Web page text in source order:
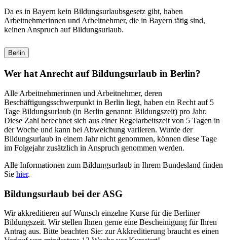
Da es in Bayern kein Bildungsurlaubsgesetz gibt, haben
Arbeitnehmerinnen und Arbeitnehmer, die in Bayern tätig sind,
keinen Anspruch auf Bildungsurlaub.
Berlin
Wer hat Anrecht auf Bildungsurlaub in Berlin?
Alle Arbeitnehmerinnen und Arbeitnehmer, deren
Beschäftigungsschwerpunkt in Berlin liegt, haben ein Recht auf 5
Tage Bildungsurlaub (in Berlin genannt: Bildungszeit) pro Jahr.
Diese Zahl berechnet sich aus einer Regelarbeitszeit von 5 Tagen in
der Woche und kann bei Abweichung variieren. Wurde der
Bildungsurlaub in einem Jahr nicht genommen, können diese Tage
im Folgejahr zusätzlich in Anspruch genommen werden.
Alle Informationen zum Bildungsurlaub in Ihrem Bundesland finden
Sie hier.
Bildungsurlaub bei der ASG
Wir akkreditieren auf Wunsch einzelne Kurse für die Berliner
Bildungszeit. Wir stellen Ihnen gerne eine Bescheinigung für Ihren
Antrag aus. Bitte beachten Sie: zur Akkreditierung braucht es einen